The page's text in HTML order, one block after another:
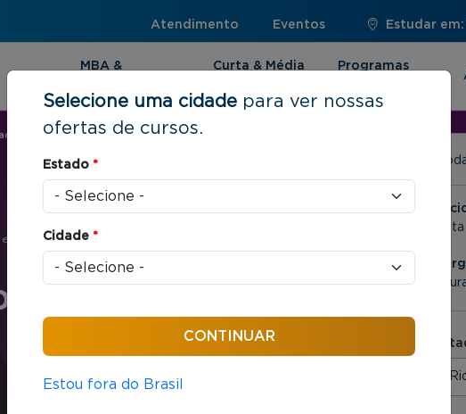
Atendimento Eventos Estudar
MBA &
Curta & Média
Programas
de Projetos
Negócios
de Projetos
Selecione uma cidade para ver nossas
ofertas de cursos.
Estado *
Cidade *
Estou fora do Brasil